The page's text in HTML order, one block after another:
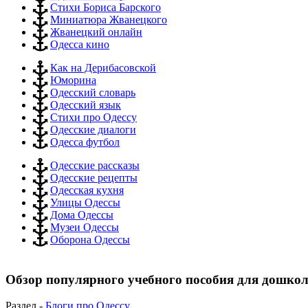
Стихи Бориса Барского
Миниатюра Жванецкого
Жванецкий онлайн
Одесса кино
Как на Дерибасовской
Юморина
Одесский словарь
Одесский язык
Стихи про Одессу
Одесские диалоги
Одесса футбол
Одесские рассказы
Одесские рецепты
Одесская кухня
Улицы Одессы
Дома Одессы
Музеи Одессы
Оборона Одессы
Обзор популярного учебного пособия для